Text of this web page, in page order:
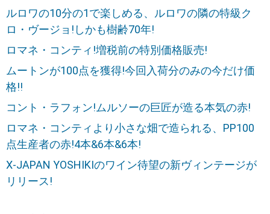
ルロワの10分の1で楽しめる、ルロワの隣の特級ク
ロ・ヴージョ!しかも樹齢70年!
ロマネ・コンティ!増税前の特別価格販売!
ムートンが100点を獲得!今回入荷分のみの今だけ価
格!!
コント・ラフォン!ムルソーの巨匠が造る本気の赤!
ロマネ・コンティより小さな畑で造られる、PP100
点生産者の赤!4本&6本&6本!
X-JAPAN YOSHIKIのワイン待望の新ヴィンテージが
リリース!